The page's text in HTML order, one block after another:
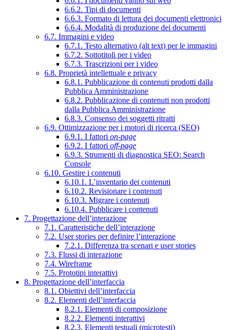
6.6.2. Tipi di documenti
6.6.3. Formato di lettura dei documenti elettronici
6.6.4. Modalità di produzione dei documenti
6.7. Immagini e video
6.7.1. Testo alternativo (alt text) per le immagini
6.7.2. Sottotitoli per i video
6.7.3. Trascrizioni per i video
6.8. Proprietà intellettuale e privacy
6.8.1. Pubblicazione di contenuti prodotti dalla
Pubblica Amministrazione
6.8.2. Pubblicazione di contenuti non prodotti
dalla Pubblica Amministrazione
6.8.3. Consenso dei soggetti ritratti
6.9. Ottimizzazione per i motori di ricerca (SEO)
6.9.1. I fattori on-page
6.9.2. I fattori off-page
6.9.3. Strumenti di diagnostica SEO: Search
Console
6.10. Gestire i contenuti
6.10.1. L’inventario dei contenuti
6.10.2. Revisionare i contenuti
6.10.3. Migrare i contenuti
6.10.4. Pubblicare i contenuti
7. Progettazione dell’interazione
7.1. Caratteristiche dell’interazione
7.2. User stories per definire l’interazione
7.2.1. Differenza tra scenari e user stories
7.3. Flussi di interazione
7.4. Wireframe
7.5. Prototipi interattivi
8. Progettazione dell’interfaccia
8.1. Obiettivi dell’interfaccia
8.2. Elementi dell’interfaccia
8.2.1. Elementi di composizione
8.2.2. Elementi interattivi
8.2.3. Elementi testuali (microtesti)